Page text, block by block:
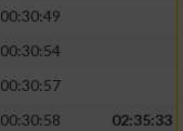
00:30:49
00:30:54
00:30:57
00:30:58
02:35:33